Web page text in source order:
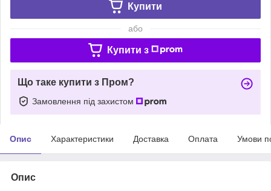
Купити
або
Купити з
Що таке купити з Пром?
Замовлення під захистом
Опис Характеристики Доставка Оплата Умови
Опис